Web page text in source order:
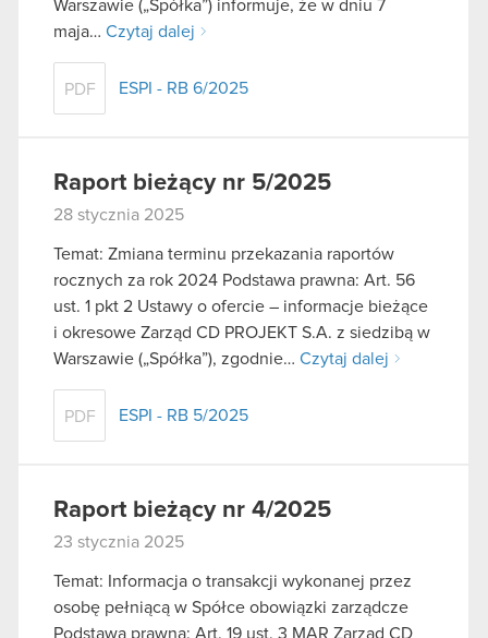
Warszawie („Spółka”) informuje, że w dniu 7
maja… Czytaj dalej
PDF ESPI - RB 6/2025
Raport bieżący nr 5/2025
28 stycznia 2025
Temat: Zmiana terminu przekazania raportów
rocznych za rok 2024 Podstawa prawna: Art. 56
ust. 1 pkt 2 Ustawy o ofercie – informacje bieżące
i okresowe Zarząd CD PROJEKT S.A. z siedzibą w
Warszawie („Spółka”), zgodnie… Czytaj dalej
PDF ESPI - RB 5/2025
Raport bieżący nr 4/2025
23 stycznia 2025
Temat: Informacja o transakcji wykonanej przez
osobę pełniącą w Spółce obowiązki zarządcze
Podstawa prawna: Art. 19 ust. 3 MAR Zarząd CD